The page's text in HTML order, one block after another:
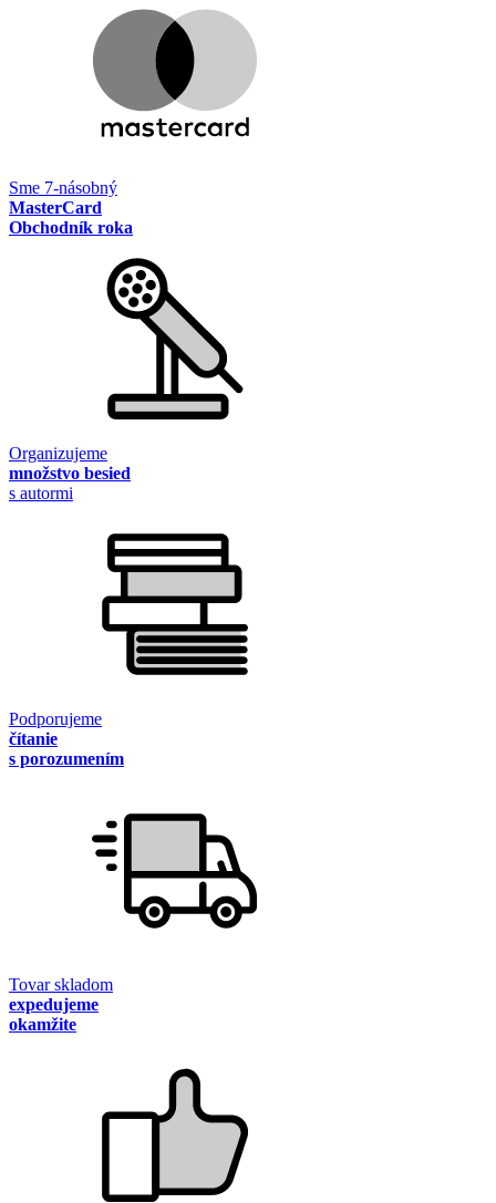
Sme 7-násobný
MasterCard
Obchodník roka
Organizujeme
množstvo besied
s autormi
Podporujeme
čítanie
s porozumením
Tovar skladom
expedujeme
okamžite